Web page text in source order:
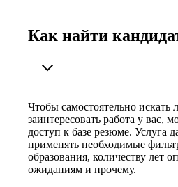
Как найти
Чтобы самостоятельно
заинтересовать работа у вас,
доступ к базе резюме. Услуга
применять необходимые
образования, количеству лет
ожиданиям и прочему.